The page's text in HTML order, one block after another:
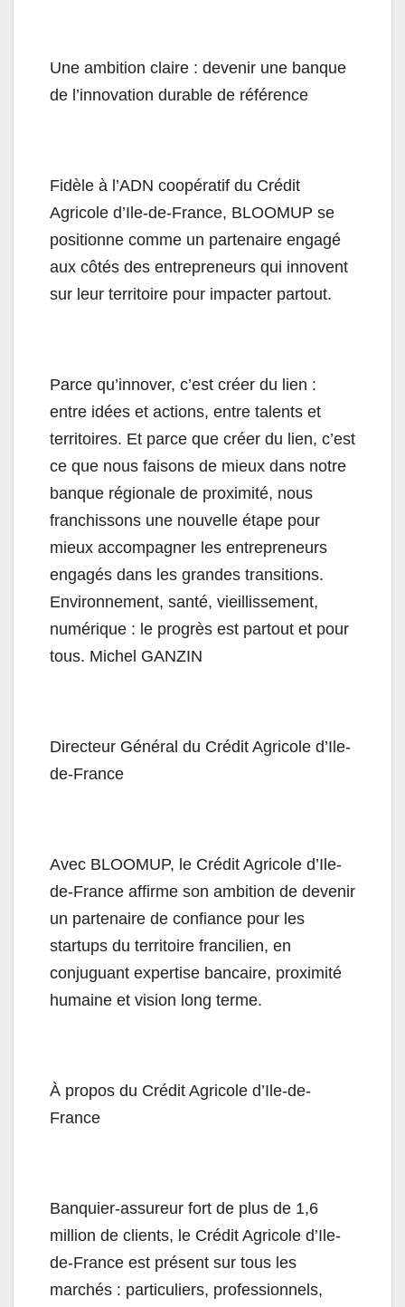
Une ambition claire : devenir une banque
de l’innovation durable de référence
Fidèle à l’ADN coopératif du Crédit
Agricole d’Ile-de-France, BLOOMUP se
positionne comme un partenaire engagé
aux côtés des entrepreneurs qui innovent
sur leur territoire pour impacter partout.
Parce qu’innover, c’est créer du lien :
entre idées et actions, entre talents et
territoires. Et parce que créer du lien, c’est
ce que nous faisons de mieux dans notre
banque régionale de proximité, nous
franchissons une nouvelle étape pour
mieux accompagner les entrepreneurs
engagés dans les grandes transitions.
Environnement, santé, vieillissement,
numérique : le progrès est partout et pour
tous. Michel GANZIN
Directeur Général du Crédit Agricole d’Ile-
de-France
Avec BLOOMUP, le Crédit Agricole d’Ile-
de-France affirme son ambition de devenir
un partenaire de confiance pour les
startups du territoire francilien, en
conjuguant expertise bancaire, proximité
humaine et vision long terme.
À propos du Crédit Agricole d’Ile-de-
France
Banquier-assureur fort de plus de 1,6
million de clients, le Crédit Agricole d’Ile-
de-France est présent sur tous les
marchés : particuliers, professionnels,